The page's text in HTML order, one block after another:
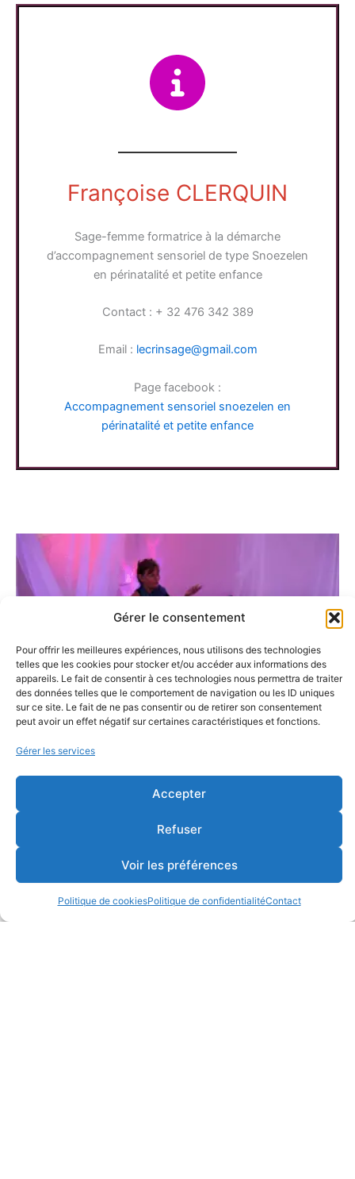
Gérer le consentement
Pour offrir les meilleures expériences, nous utilisons des technologies
telles que les cookies pour stocker et/ou accéder aux informations des
appareils. Le fait de consentir à ces technologies nous permettra de traiter
des données telles que le comportement de navigation ou les ID uniques
sur ce site. Le fait de ne pas consentir ou de retirer son consentement
peut avoir un effet négatif sur certaines caractéristiques et fonctions.
Gérer les services
Accepter
Refuser
Voir les préférences
Politique de cookiesPolitique de confidentialitéContact
Françoise CLERQUIN
Sage-femme formatrice à la démarche
d’accompagnement sensoriel de type Snoezelen
en périnatalité et petite enfance
Contact : + 32 476 342 389
Email : lecrinsage@gmail.com
Page facebook :
Accompagnement sensoriel snoezelen en
périnatalité et petite enfance
Laisser un commentaire